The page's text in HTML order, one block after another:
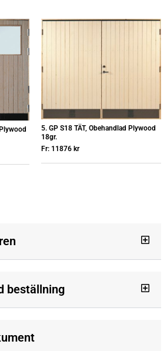
5. GP S18 TÄT, Obehandlad Plywood
18gr.
Fr: 11876 kr
beställning